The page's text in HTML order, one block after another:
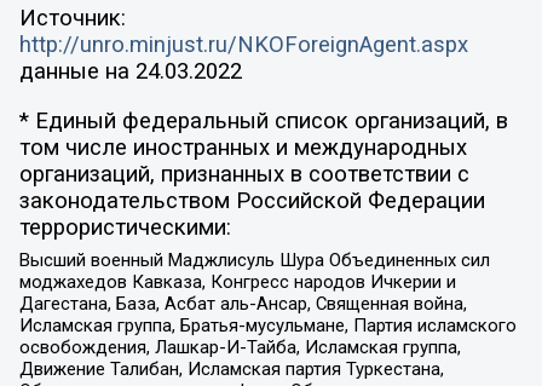
Источник:
http://unro.minjust.ru/NKOForeignAgent.aspx
данные на 24.03.2022
* Единый федеральный список организаций, в
том числе иностранных и международных
организаций, признанных в соответствии с
законодательством Российской Федерации
террористическими:
Высший военный Маджлисуль Шура Объединенных сил
моджахедов Кавказа, Конгресс народов Ичкерии и
Дагестана, База, Асбат аль-Ансар, Священная война,
Исламская группа, Братья-мусульмане, Партия исламского
освобождения, Лашкар-И-Тайба, Исламская группа,
Движение Талибан, Исламская партия Туркестана,